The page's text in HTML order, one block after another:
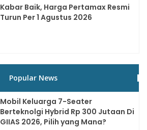
Kabar Baik, Harga Pertamax Resmi
Turun Per 1 Agustus 2026
Popular News
Mobil Keluarga 7-Seater
Berteknolgi Hybrid Rp 300 Jutaan Di
GIIAS 2026, Pilih yang Mana?